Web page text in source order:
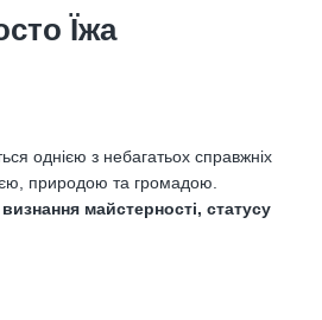
Їжа
однією з небагатьох справжніх
природою та громадою.
визнання майстерності, статусу